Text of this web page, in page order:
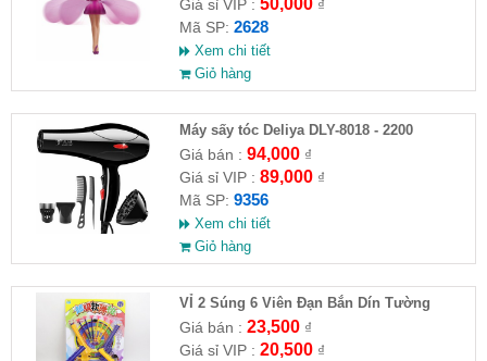
Giá sỉ VIP : 50,000₫
Mã SP: 2628
Xem chi tiết
Giỏ hàng
Máy sấy tóc Deliya DLY-8018 - 2200
Giá bán : 94,000₫
Giá sỉ VIP : 89,000₫
Mã SP: 9356
Xem chi tiết
Giỏ hàng
VỈ 2 Súng 6 Viên Đạn Bắn Dín Tường
Giá bán : 23,500₫
Giá sỉ VIP : 20,500₫